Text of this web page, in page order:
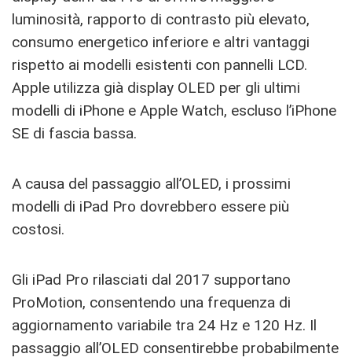
luminosità, rapporto di contrasto più elevato,
consumo energetico inferiore e altri vantaggi
rispetto ai modelli esistenti con pannelli LCD.
Apple utilizza già display OLED per gli ultimi
modelli di iPhone e Apple Watch, escluso l’iPhone
SE di fascia bassa.
A causa del passaggio all’OLED, i prossimi
modelli di iPad Pro dovrebbero essere più
costosi.
Gli iPad Pro rilasciati dal 2017 supportano
ProMotion, consentendo una frequenza di
aggiornamento variabile tra 24 Hz e 120 Hz. Il
passaggio all’OLED consentirebbe probabilmente